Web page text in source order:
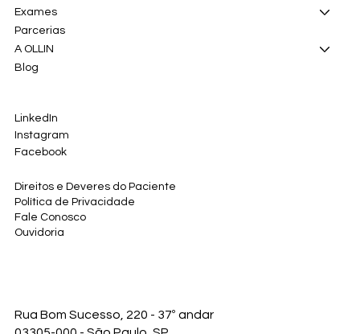
Exames
Parcerias
A OLLIN
Blog
LinkedIn
Instagram
Facebook
Direitos e Deveres do Paciente
Política de Privacidade
Fale Conosco
Ouvidoria
Rua Bom Sucesso, 220 - 37º andar